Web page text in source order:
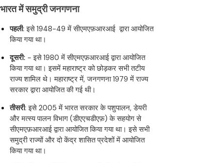
भारत में समुद्री जनगणना
पहली: इसे 1948-49 में सीएमएफ़आरआई द्वारा आयोजित
किया गया था।
दूसरी: - इसे 1980 में सीएमएफ़आरआई द्वारा आयोजित
किया गया था। इसमें महाराष्ट्र को छोड़कर सभी तटीय
राज्य शामिल थे। महाराष्ट्र में, जनगणना 1979 में राज्य
सरकार द्वारा आयोजित की गई थी।
तीसरी: इसे 2005 में भारत सरकार के पशुपालन, डेयरी
और मत्स्य पालन विभाग (डीएएचडीएफ़) के सहयोग से
सीएमएफ़आरआई द्वारा आयोजित किया गया था। इसे सभी
समुद्री राज्यों और दो केंद्र शासित प्रदेशों में आयोजित
किया गया था।